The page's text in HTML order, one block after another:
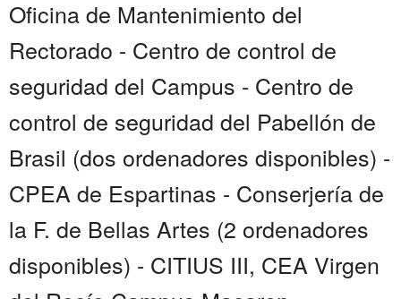
Oficina de Mantenimiento del
Rectorado - Centro de control de
seguridad del Campus - Centro de
control de seguridad del Pabellón de
Brasil (dos ordenadores disponibles) -
CPEA de Espartinas - Conserjería de
la F. de Bellas Artes (2 ordenadores
disponibles) - CITIUS III, CEA Virgen